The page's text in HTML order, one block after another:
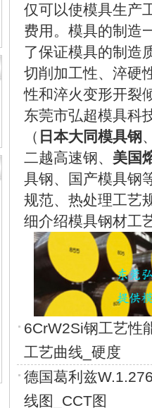
仅可以使模具生产
费用。模具的制造
了保证模具的制造
切削加工性、淬硬
性和淬火变形开裂
东莞市弘超模具科
（ 日本大同模具钢
二越高速钢、 美国
具钢、国产模具钢
规范、热处理工艺
细介绍模具钢材工
6CrW2Si钢工艺性
工艺曲线_硬度
德国葛利兹
线图_CCT图